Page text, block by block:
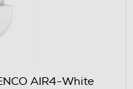
AIR4-White